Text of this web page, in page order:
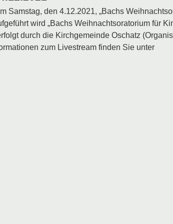
Samstag, den 4.12.2021, „Bachs
wird „Bachs Weihnachtsoratorium für
durch die Kirchgemeinde Oschatz
zum Livestream finden Sie unter